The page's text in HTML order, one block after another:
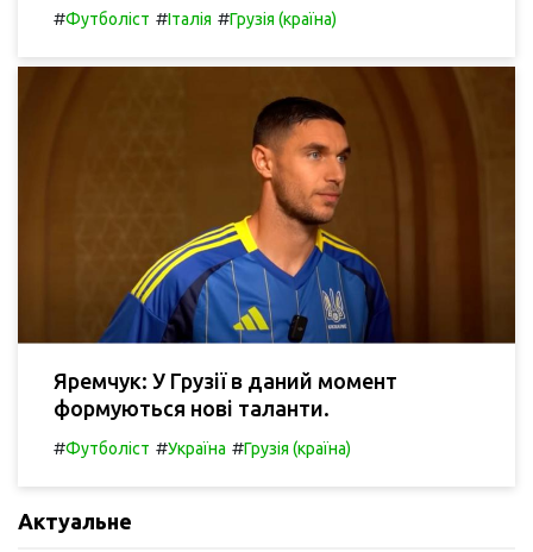
#Футболіст #Італія #Грузія (країна)
Яремчук: У Грузії в даний момент
формуються нові таланти.
#Футболіст #Україна #Грузія (країна)
Актуальне